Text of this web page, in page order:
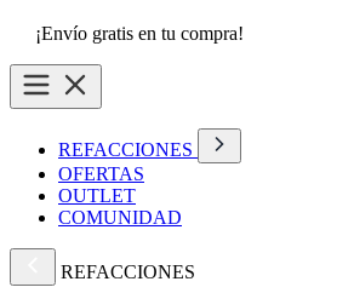
¡Envío gratis en tu compra!
REFACCIONES
OFERTAS
OUTLET
COMUNIDAD
REFACCIONES